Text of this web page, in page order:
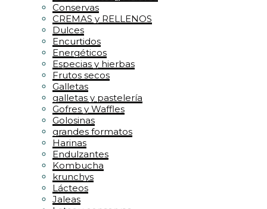
Conservas
CREMAS y RELLENOS
Dulces
Encurtidos
Energéticos
Especias y hierbas
Frutos secos
Galletas
galletas y pastelería
Gofres y Waffles
Golosinas
grandes formatos
Harinas
Endulzantes
Kombucha
krunchys
Lácteos
Jaleas